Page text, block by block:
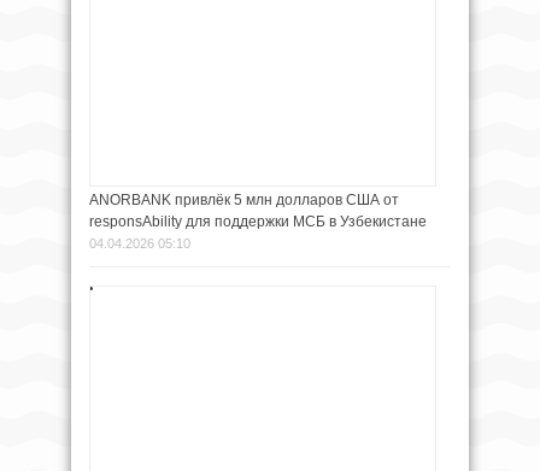
ANORBANK привлёк 5 млн долларов США от
responsAbility для поддержки МСБ в Узбекистане
04.04.2026 05:10